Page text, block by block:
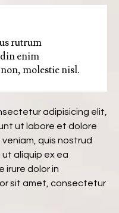
rutrum
enim
molestie nisl.
adipisicing elit,
ut labore et dolore
quis nostrud
aliquip ex ea
irure dolor in
sit amet, consectetur